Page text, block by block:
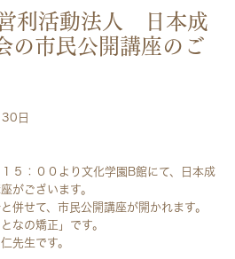
利活動法人 日本成
の市民公開講座のご
日
５：００より文化学園B館にて、日本成
がございます。
併せて、市民公開講座が開かれます。
なの矯正」です。
先生です。